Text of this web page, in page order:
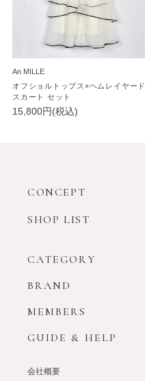
An MILLE
オフショルトップス×ヘムレイヤード
スカート セット
15,800円(税込)
CONCEPT
SHOP LIST
CATEGORY
BRAND
MEMBERS
GUIDE & HELP
会社概要